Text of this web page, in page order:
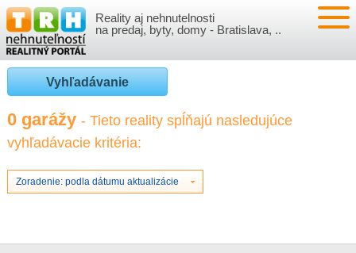
Reality aj nehnutelnosti
na predaj, byty, domy - Bratislava, ..
NEHNUTEĽNOSTI
BYTY
NOVOSTAVBY
NEBYTOVÉ PRIESTORY
VLOŽIŤ NEHNUTEĽNOSTI
PRIHLÁSENIE
REGISTRÁCIA
VÝVOJ CIEN REALÍT
ČLÁNKY O REALITÁCH
Vyhľadávanie
0 garážy - Tieto reality spĺňajú nasledujúce
vyhľadávacie kritéria:
Zoradenie: podla dátumu aktualizácie